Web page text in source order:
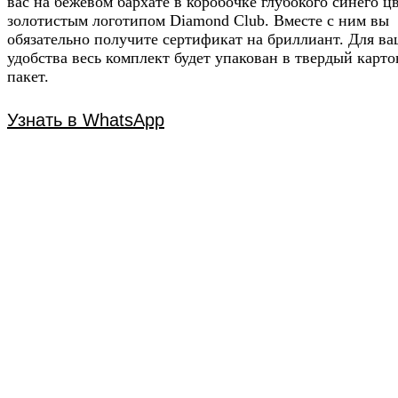
Узнавайте условия у наших менеджеров в
Узнать в WhatsApp
золотистым логотипом Diamond Club. Вместе с ним вы
обязательно получите сертификат на бриллиант. Для
удобства весь комплект будет упакован в твердый
пакет.